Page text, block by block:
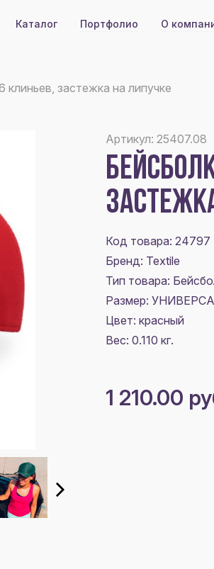
Каталог Портфолио О
клиньев, застежка на липучке
Артикул: 25407.08
Код товара: 24797
Бренд: Textile
Тип товара:
Размер:
Цвет: красный
Вес: 0.110 кг.
1 210.00